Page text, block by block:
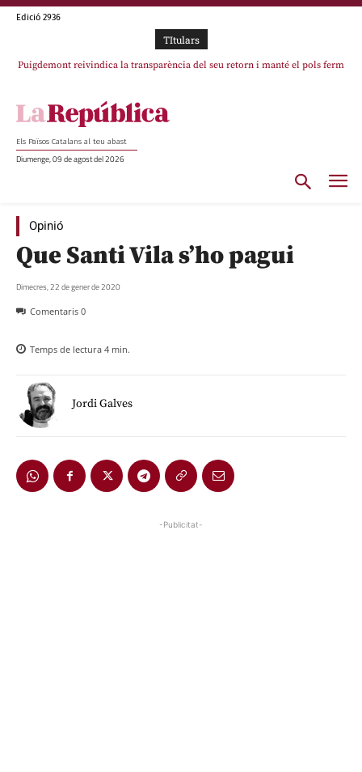
Edició 2936
TItulars
Puigdemont reivindica la transparència del seu retorn i manté el pols ferm
Portugal acusa Espanya de provocar un “efecte crida” massiu per la seva
Els Països Catalans al teu abast
Diumenge, 09 de agost del 2026
Opinió
Que Santi Vila s’ho pagui
Dimecres, 22 de gener de 2020
Comentaris 0
Temps de lectura 4 min.
Jordi Galves
-Publicitat-